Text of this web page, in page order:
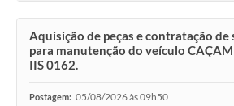
Aquisição de peças e contratação de
para manutenção do veículo
IIS 0162.
Postagem: 05/08/2026 às 09h50